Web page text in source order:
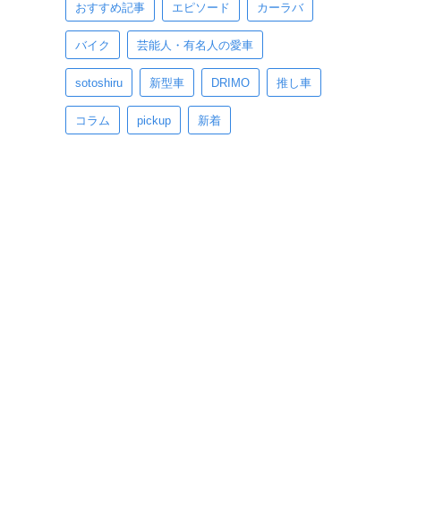
おすすめ記事 エピソード カーラバ
バイク 芸能人・有名人の愛車
sotoshiru 新型車 DRIMO 推し車
コラム pickup 新着